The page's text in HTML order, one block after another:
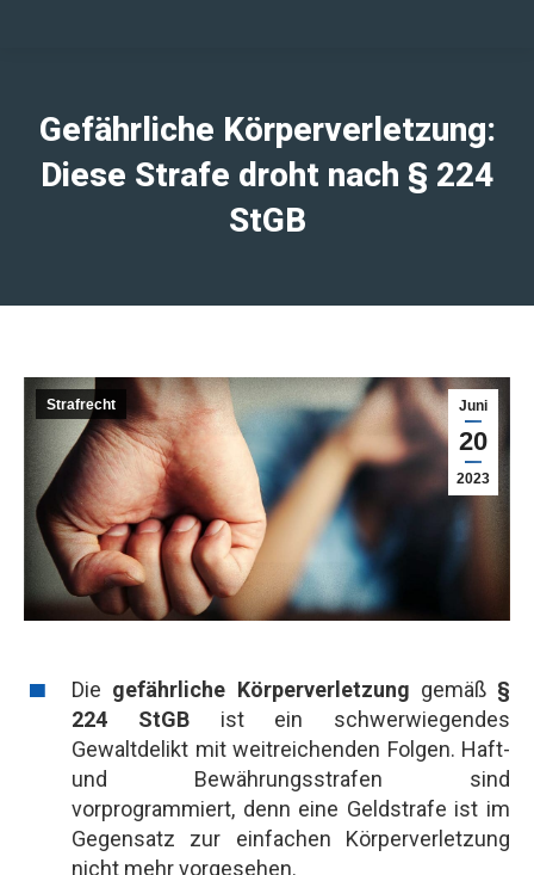
Gefährliche Körperverletzung:
Diese Strafe droht nach § 224
StGB
Juni
20
2023
Strafrecht
Die gefährliche Körperverletzung gemäß §
224 StGBist ein schwerwiegendes
Gewaltdelikt mit weitreichenden Folgen. Haft-
und Bewährungsstrafen sind
vorprogrammiert, denn eine Geldstrafe ist im
Gegensatz zur einfachen Körperverletzung
nicht mehr vorgesehen.